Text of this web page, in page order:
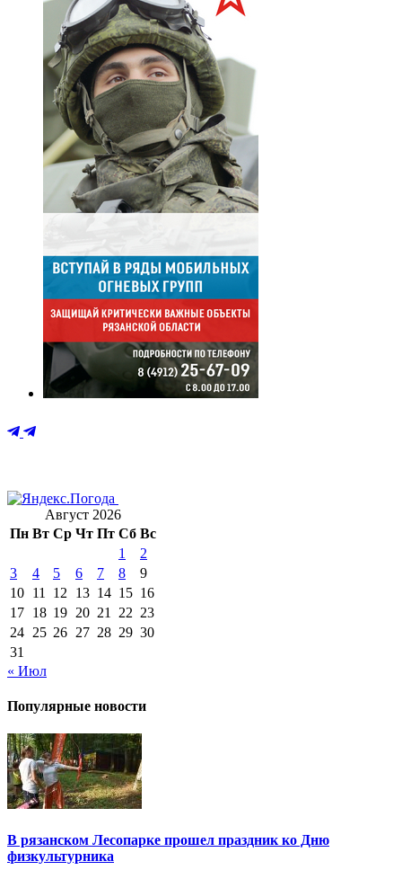
Август 2026
Пн Вт Ср Чт Пт Сб Вс
1
2
3
4 5 6 7 8
9
10 11 12 13 14 15 16
17 18 19 20 21 22 23
24 25 26 27 28 29 30
31
« Июл
Популярные новости
В рязанском Лесопарке прошел праздник ко Дню
физкультурника